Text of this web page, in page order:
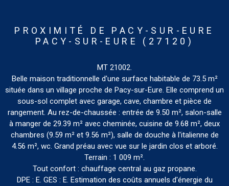
PROXIMITÉ DE PACY-SUR-EURE
PACY-SUR-EURE (27120)
MT 21002.
Belle maison traditionnelle d'une surface habitable de 73.5 m²
située dans un village proche de Pacy-sur-Eure. Elle comprend un
sous-sol complet avec garage, cave, chambre et pièce de
rangement. Au rez-de-chaussée : entrée de 9.50 m², salon-salle
à manger de 29.39 m² avec cheminée, cuisine de 9.68 m², deux
chambres (9.59 m² et 9.56 m²), salle de douche à l'italienne de
4.56 m², wc. Grand préau avec vue sur le jardin clos et arboré.
Terrain : 1 009 m².
Tout confort : chauffage central au gaz propane.
DPE : E. GES : E. Estimation des coûts annuels d'énergie du